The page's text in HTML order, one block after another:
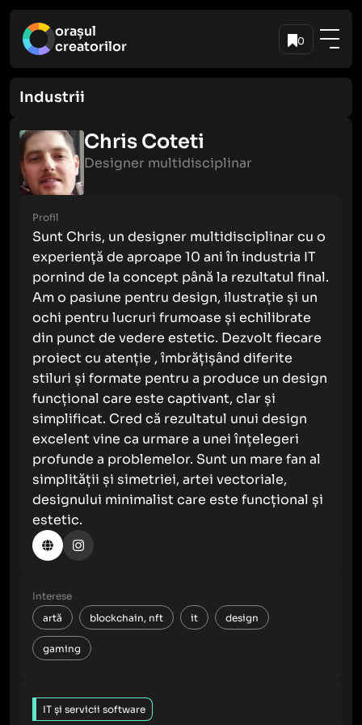
orașul
creatorilor
0
Industrii
Chris Coteti
Designer multidisciplinar
Profil
Sunt Chris, un designer multidisciplinar cu o
experiență de aproape 10 ani în industria IT
pornind de la concept până la rezultatul final.
Am o pasiune pentru design, ilustrație și un
ochi pentru lucruri frumoase și echilibrate
din punct de vedere estetic. Dezvolt fiecare
proiect cu atenție , îmbrățișând diferite
stiluri și formate pentru a produce un design
funcțional care este captivant, clar și
simplificat. Cred că rezultatul unui design
excelent vine ca urmare a unei înțelegeri
profunde a problemelor. Sunt un mare fan al
simplității și simetriei, artei vectoriale,
designului minimalist care este funcțional și
estetic.
Interese
artă
blockchain, nft it design
gaming
IT și servicii software